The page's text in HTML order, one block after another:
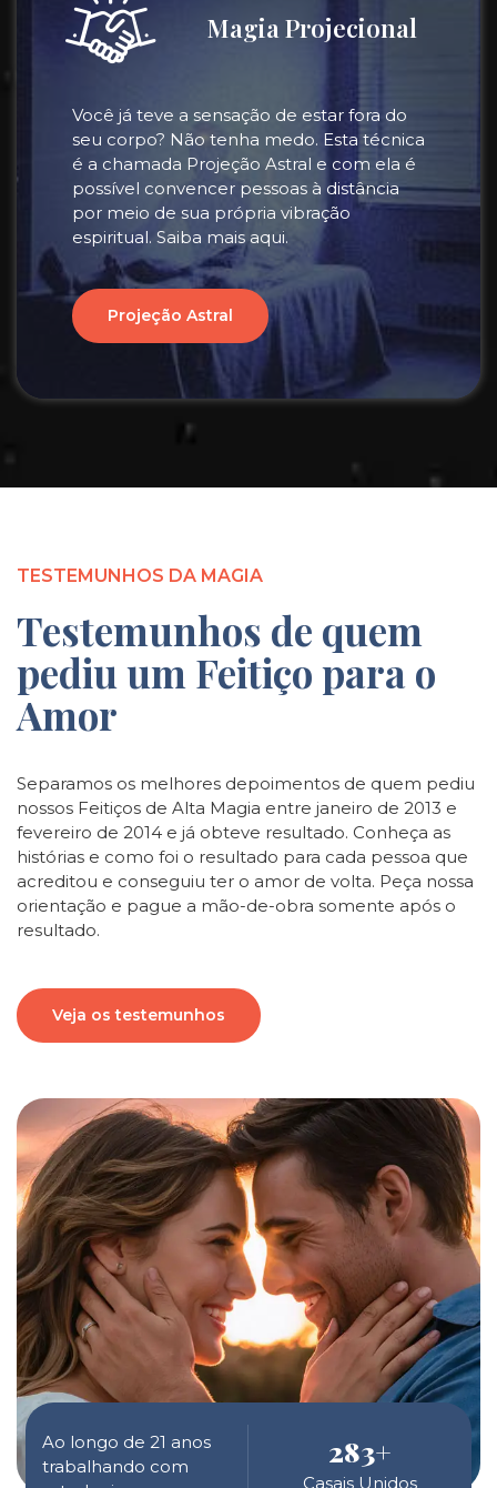
Magia Projecional
Você já teve a sensação de estar fora do
seu corpo? Não tenha medo. Esta técnica
é a chamada Projeção Astral e com ela é
possível convencer pessoas à distância
por meio de sua própria vibração
espiritual. Saiba mais aqui.
Projeção Astral
Ao longo de 21 anos
trabalhando com
283+
Casais Unidos
TESTEMUNHOS DA MAGIA
Testemunhos de quem
pediu um Feitiço para o
Amor
Separamos os melhores depoimentos de quem pediu
nossos Feitiços de Alta Magia entre janeiro de 2013 e
fevereiro de 2014 e já obteve resultado. Conheça as
histórias e como foi o resultado para cada pessoa que
acreditou e conseguiu ter o amor de volta. Peça nossa
orientação e pague a mão-de-obra somente após o
resultado.
Veja os testemunhos